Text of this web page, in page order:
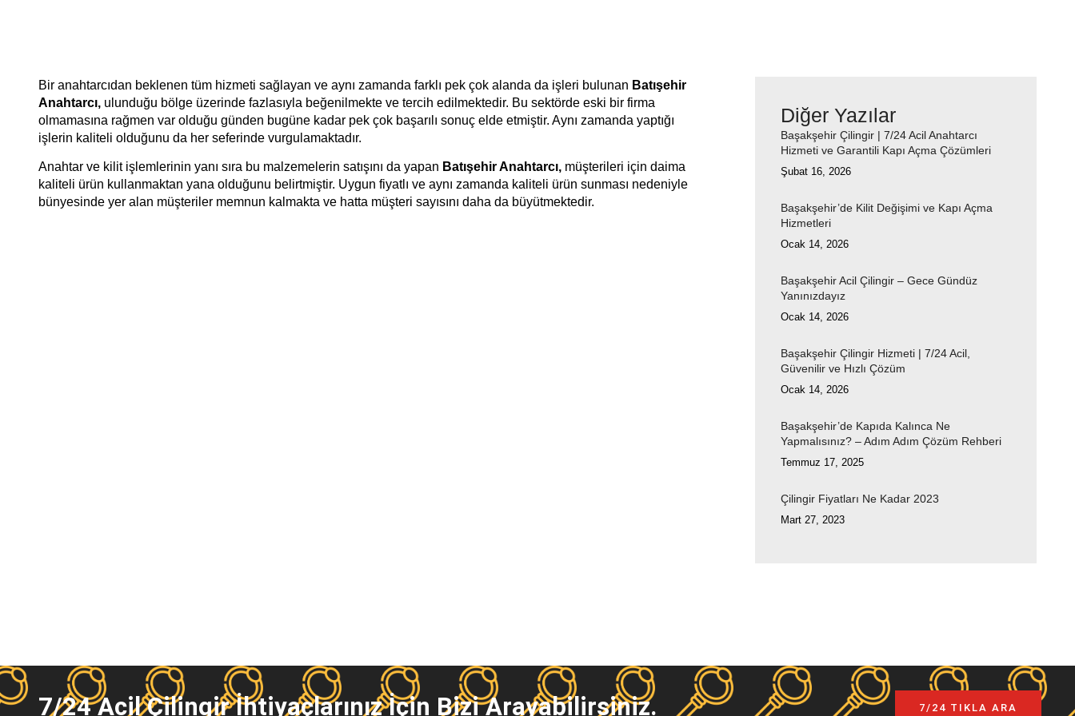
Bir anahtarcıdan beklenen tüm hizmeti sağlayan ve aynı zamanda farklı pek çok alanda da işleri bulunan Batışehir
Anahtarcı, ulunduğu bölge üzerinde fazlasıyla beğenilmekte ve tercih edilmektedir. Bu sektörde eski bir firma
olmamasına rağmen var olduğu günden bugüne kadar pek çok başarılı sonuç elde etmiştir. Aynı zamanda yaptığı
işlerin kaliteli olduğunu da her seferinde vurgulamaktadır.
Anahtar ve kilit işlemlerinin yanı sıra bu malzemelerin satışını da yapan Batışehir Anahtarcı, müşterileri için daima
kaliteli ürün kullanmaktan yana olduğunu belirtmiştir. Uygun fiyatlı ve aynı zamanda kaliteli ürün sunması nedeniyle
bünyesinde yer alan müşteriler memnun kalmakta ve hatta müşteri sayısını daha da büyütmektedir.
Diğer Yazılar
Başakşehir Çilingir | 7/24 Acil Anahtarcı
Hizmeti ve Garantili Kapı Açma Çözümleri
Şubat 16, 2026
Başakşehir’de Kilit Değişimi ve Kapı Açma
Hizmetleri
Ocak 14, 2026
Başakşehir Acil Çilingir – Gece Gündüz
Yanınızdayız
Ocak 14, 2026
Başakşehir Çilingir Hizmeti | 7/24 Acil,
Güvenilir ve Hızlı Çözüm
Ocak 14, 2026
Başakşehir’de Kapıda Kalınca Ne
Yapmalısınız? – Adım Adım Çözüm Rehberi
Temmuz 17, 2025
Çilingir Fiyatları Ne Kadar 2023
Mart 27, 2023
7/24 Acil Çilingir İhtiyaçlarınız İçin Bizi Arayabilirsiniz. 7/24 TIKLA ARA